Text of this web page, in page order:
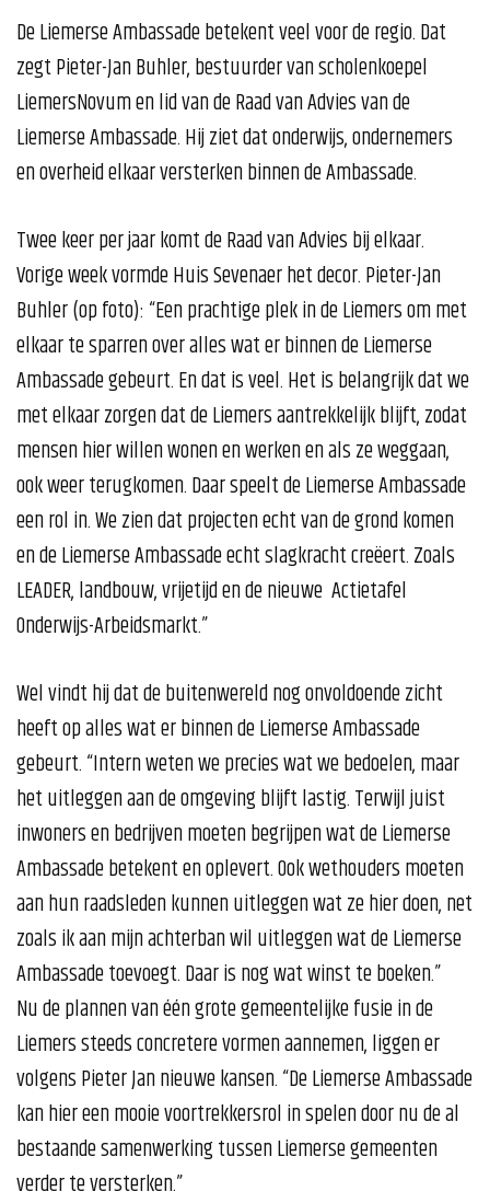
De Liemerse Ambassade betekent veel voor de regio. Dat
zegt Pieter-Jan Buhler, bestuurder van scholenkoepel
LiemersNovum en lid van de Raad van Advies van de
Liemerse Ambassade. Hij ziet dat onderwijs, ondernemers
en overheid elkaar versterken binnen de Ambassade.
Twee keer per jaar komt de Raad van Advies bij elkaar.
Vorige week vormde Huis Sevenaer het decor. Pieter-Jan
Buhler (op foto): “Een prachtige plek in de Liemers om met
elkaar te sparren over alles wat er binnen de Liemerse
Ambassade gebeurt. En dat is veel. Het is belangrijk dat we
met elkaar zorgen dat de Liemers aantrekkelijk blijft, zodat
mensen hier willen wonen en werken en als ze weggaan,
ook weer terugkomen. Daar speelt de Liemerse Ambassade
een rol in. We zien dat projecten echt van de grond komen
en de Liemerse Ambassade echt slagkracht creëert. Zoals
LEADER, landbouw, vrijetijd en de nieuwe Actietafel
Onderwijs-Arbeidsmarkt.”
Wel vindt hij dat de buitenwereld nog onvoldoende zicht
heeft op alles wat er binnen de Liemerse Ambassade
gebeurt. “Intern weten we precies wat we bedoelen, maar
het uitleggen aan de omgeving blijft lastig. Terwijl juist
inwoners en bedrijven moeten begrijpen wat de Liemerse
Ambassade betekent en oplevert. Ook wethouders moeten
aan hun raadsleden kunnen uitleggen wat ze hier doen, net
zoals ik aan mijn achterban wil uitleggen wat de Liemerse
Ambassade toevoegt. Daar is nog wat winst te boeken.”
Nu de plannen van één grote gemeentelijke fusie in de
Liemers steeds concretere vormen aannemen, liggen er
volgens Pieter Jan nieuwe kansen. “De Liemerse Ambassade
kan hier een mooie voortrekkersrol in spelen door nu de al
bestaande samenwerking tussen Liemerse gemeenten
verder te versterken.”